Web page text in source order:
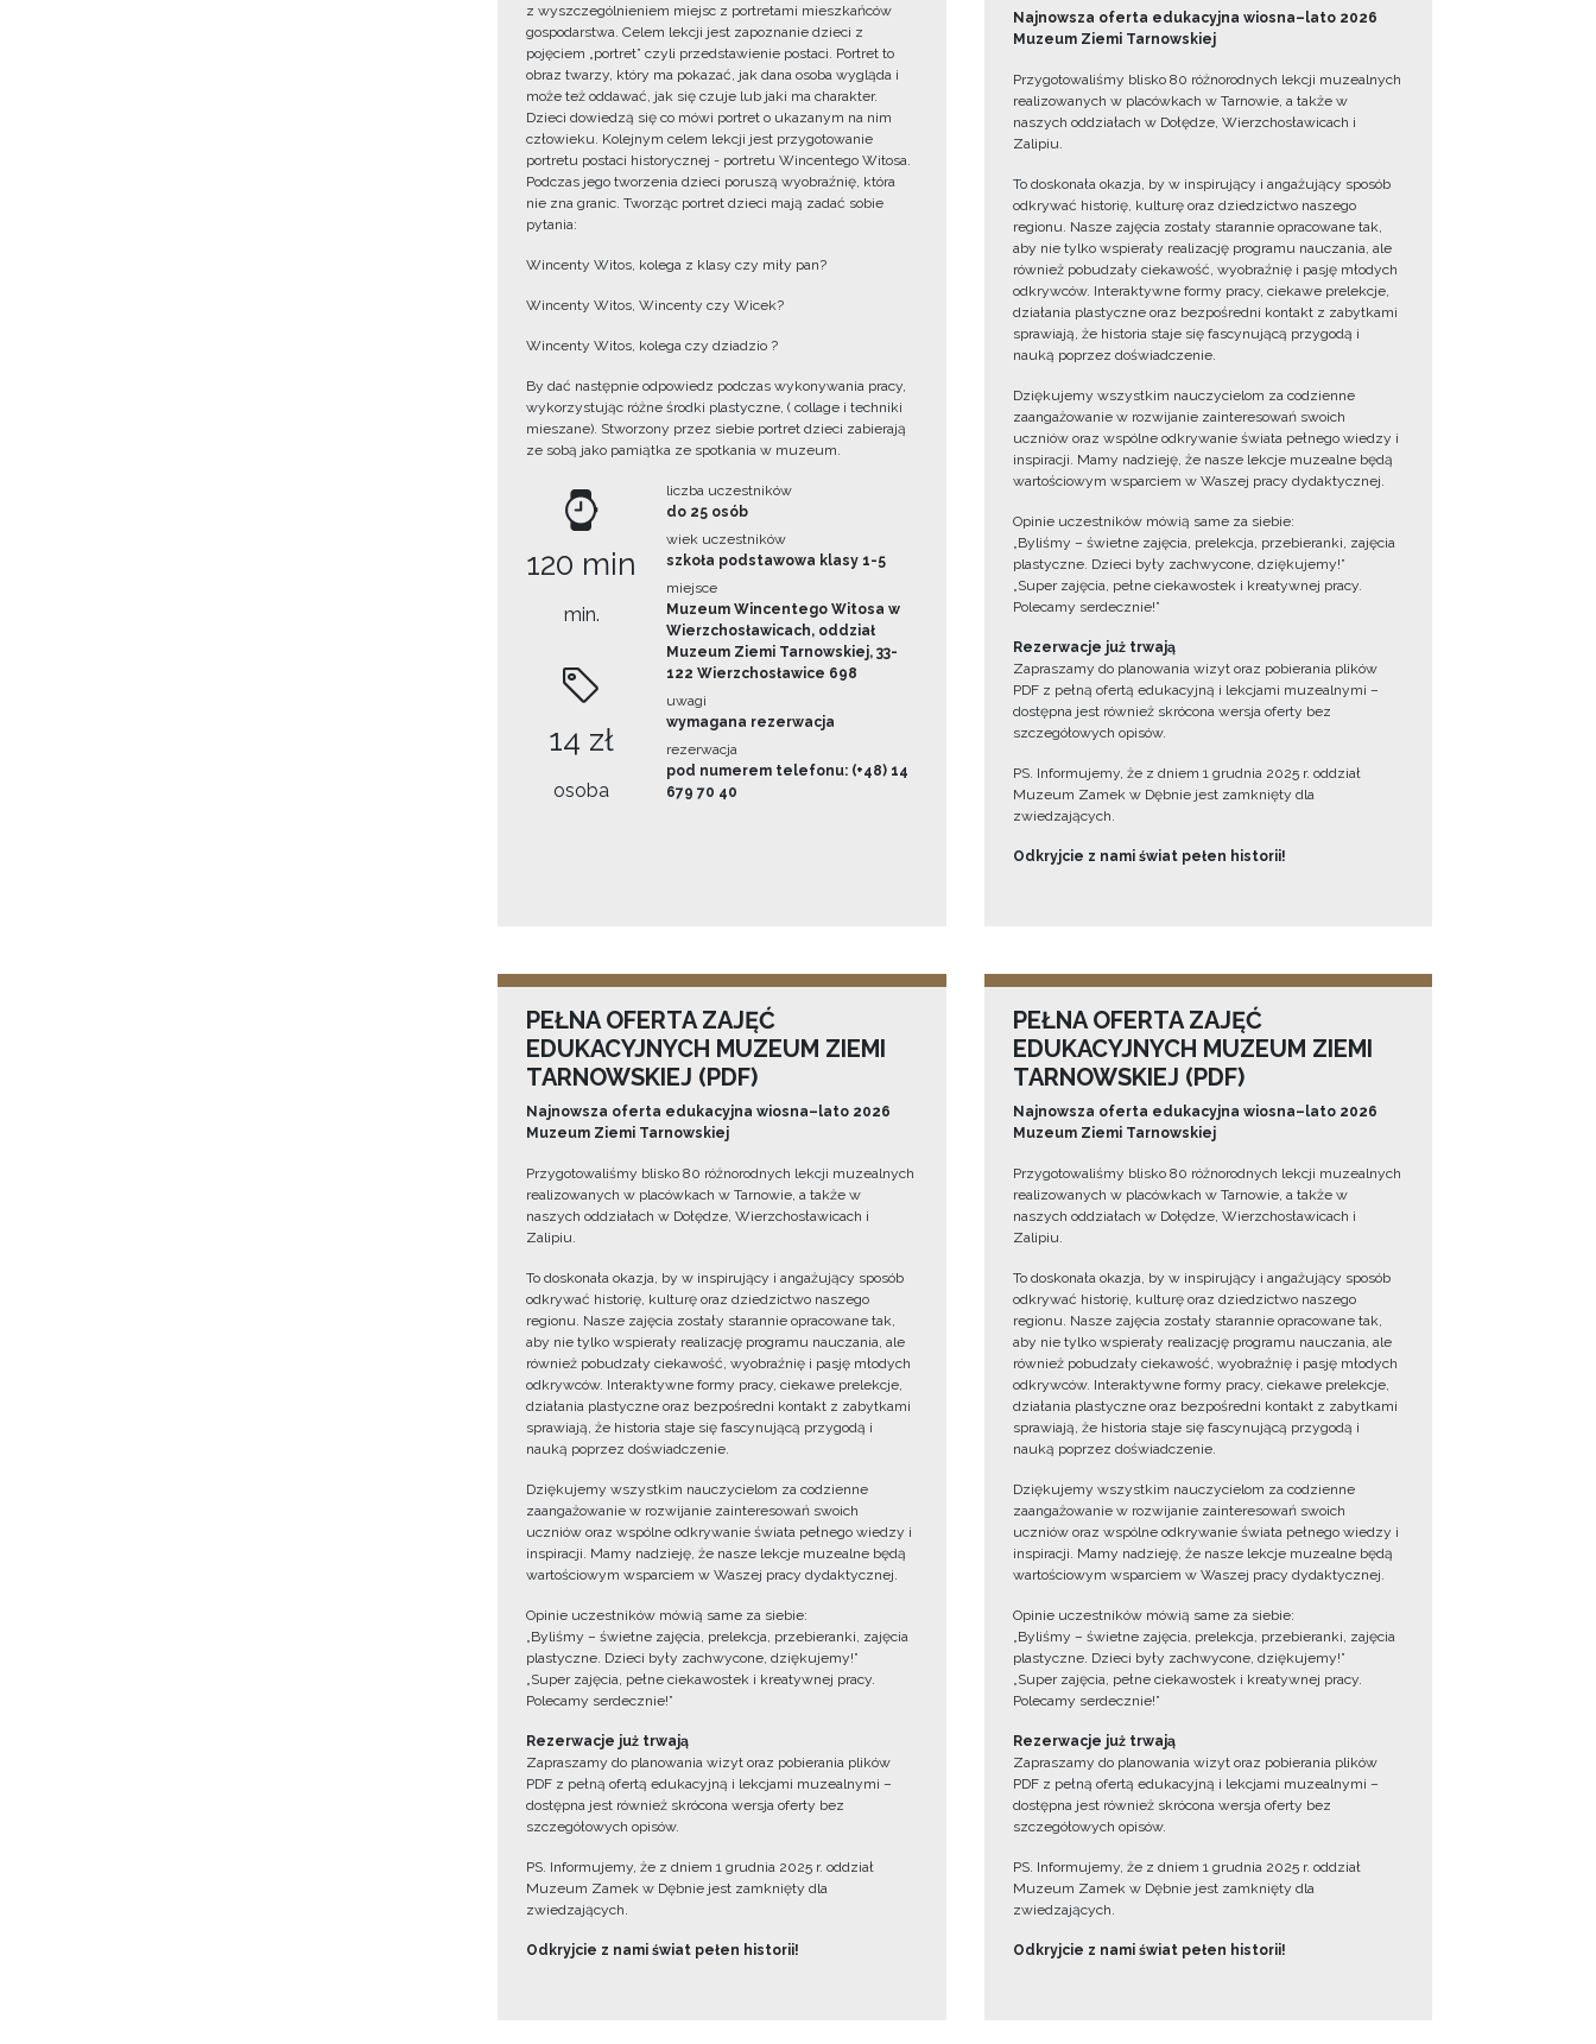
z wyszczególnieniem miejsc z portretami mieszkańców
gospodarstwa. Celem lekcji jest zapoznanie dzieci z
pojęciem „portret” czyli przedstawienie postaci. Portret to
obraz twarzy, który ma pokazać, jak dana osoba wygląda i
może też oddawać, jak się czuje lub jaki ma charakter.
Dzieci dowiedzą się co mówi portret o ukazanym na nim
człowieku. Kolejnym celem lekcji jest przygotowanie
portretu postaci historycznej - portretu Wincentego Witosa.
Podczas jego tworzenia dzieci poruszą wyobraźnię, która
nie zna granic. Tworząc portret dzieci mają zadać sobie
pytania:
Wincenty Witos, kolega z klasy czy miły pan?
Wincenty Witos, Wincenty czy Wicek?
Wincenty Witos, kolega czy dziadzio ?
By dać następnie odpowiedz podczas wykonywania pracy,
wykorzystując różne środki plastyczne, ( collage i techniki
mieszane). Stworzony przez siebie portret dzieci zabierają
ze sobą jako pamiątka ze spotkania w muzeum.
120 min
min.
14 zł
osoba
liczba uczestników
do 25 osób
wiek uczestników
szkoła podstawowa klasy 1-5
miejsce
Muzeum Wincentego Witosa w
Wierzchosławicach, oddział
Muzeum Ziemi Tarnowskiej, 33-
122 Wierzchosławice 698
uwagi
wymagana rezerwacja
rezerwacja
pod numerem telefonu: (+48) 14
679 70 40
Najnowsza oferta edukacyjna wiosna–lato 2026
Muzeum Ziemi Tarnowskiej
Przygotowaliśmy blisko 80 różnorodnych lekcji muzealnych
realizowanych w placówkach w Tarnowie, a także w
naszych oddziałach w Dołędze, Wierzchosławicach i
Zalipiu.
To doskonała okazja, by w inspirujący i angażujący sposób
odkrywać historię, kulturę oraz dziedzictwo naszego
regionu. Nasze zajęcia zostały starannie opracowane tak,
aby nie tylko wspierały realizację programu nauczania, ale
również pobudzały ciekawość, wyobraźnię i pasję młodych
odkrywców. Interaktywne formy pracy, ciekawe prelekcje,
działania plastyczne oraz bezpośredni kontakt z zabytkami
sprawiają, że historia staje się fascynującą przygodą i
nauką poprzez doświadczenie.
Dziękujemy wszystkim nauczycielom za codzienne
zaangażowanie w rozwijanie zainteresowań swoich
uczniów oraz wspólne odkrywanie świata pełnego wiedzy i
inspiracji. Mamy nadzieję, że nasze lekcje muzealne będą
wartościowym wsparciem w Waszej pracy dydaktycznej.
Opinie uczestników mówią same za siebie:
„Byliśmy – świetne zajęcia, prelekcja, przebieranki, zajęcia
plastyczne. Dzieci były zachwycone, dziękujemy!”
„Super zajęcia, pełne ciekawostek i kreatywnej pracy.
Polecamy serdecznie!”
Rezerwacje już trwają
Zapraszamy do planowania wizyt oraz pobierania plików
PDF z pełną ofertą edukacyjną i lekcjami muzealnymi –
dostępna jest również skrócona wersja oferty bez
szczegółowych opisów.
PS. Informujemy, że z dniem 1 grudnia 2025 r. oddział
Muzeum Zamek w Dębnie jest zamknięty dla
zwiedzających.
Odkryjcie z nami świat pełen historii!
PEŁNA OFERTA ZAJĘĆ
EDUKACYJNYCH MUZEUM ZIEMI
TARNOWSKIEJ (PDF)
Najnowsza oferta edukacyjna wiosna–lato 2026
Muzeum Ziemi Tarnowskiej
Przygotowaliśmy blisko 80 różnorodnych lekcji muzealnych
realizowanych w placówkach w Tarnowie, a także w
naszych oddziałach w Dołędze, Wierzchosławicach i
Zalipiu.
To doskonała okazja, by w inspirujący i angażujący sposób
odkrywać historię, kulturę oraz dziedzictwo naszego
regionu. Nasze zajęcia zostały starannie opracowane tak,
aby nie tylko wspierały realizację programu nauczania, ale
również pobudzały ciekawość, wyobraźnię i pasję młodych
odkrywców. Interaktywne formy pracy, ciekawe prelekcje,
działania plastyczne oraz bezpośredni kontakt z zabytkami
sprawiają, że historia staje się fascynującą przygodą i
nauką poprzez doświadczenie.
Dziękujemy wszystkim nauczycielom za codzienne
zaangażowanie w rozwijanie zainteresowań swoich
uczniów oraz wspólne odkrywanie świata pełnego wiedzy i
inspiracji. Mamy nadzieję, że nasze lekcje muzealne będą
wartościowym wsparciem w Waszej pracy dydaktycznej.
Opinie uczestników mówią same za siebie:
„Byliśmy – świetne zajęcia, prelekcja, przebieranki, zajęcia
plastyczne. Dzieci były zachwycone, dziękujemy!”
„Super zajęcia, pełne ciekawostek i kreatywnej pracy.
Polecamy serdecznie!”
Rezerwacje już trwają
Zapraszamy do planowania wizyt oraz pobierania plików
PDF z pełną ofertą edukacyjną i lekcjami muzealnymi –
dostępna jest również skrócona wersja oferty bez
szczegółowych opisów.
PS. Informujemy, że z dniem 1 grudnia 2025 r. oddział
Muzeum Zamek w Dębnie jest zamknięty dla
zwiedzających.
Odkryjcie z nami świat pełen historii!
PEŁNA OFERTA ZAJĘĆ
EDUKACYJNYCH MUZEUM ZIEMI
TARNOWSKIEJ (PDF)
Najnowsza oferta edukacyjna wiosna–lato 2026
Muzeum Ziemi Tarnowskiej
Przygotowaliśmy blisko 80 różnorodnych lekcji muzealnych
realizowanych w placówkach w Tarnowie, a także w
naszych oddziałach w Dołędze, Wierzchosławicach i
Zalipiu.
To doskonała okazja, by w inspirujący i angażujący sposób
odkrywać historię, kulturę oraz dziedzictwo naszego
regionu. Nasze zajęcia zostały starannie opracowane tak,
aby nie tylko wspierały realizację programu nauczania, ale
również pobudzały ciekawość, wyobraźnię i pasję młodych
odkrywców. Interaktywne formy pracy, ciekawe prelekcje,
działania plastyczne oraz bezpośredni kontakt z zabytkami
sprawiają, że historia staje się fascynującą przygodą i
nauką poprzez doświadczenie.
Dziękujemy wszystkim nauczycielom za codzienne
zaangażowanie w rozwijanie zainteresowań swoich
uczniów oraz wspólne odkrywanie świata pełnego wiedzy i
inspiracji. Mamy nadzieję, że nasze lekcje muzealne będą
wartościowym wsparciem w Waszej pracy dydaktycznej.
Opinie uczestników mówią same za siebie:
„Byliśmy – świetne zajęcia, prelekcja, przebieranki, zajęcia
plastyczne. Dzieci były zachwycone, dziękujemy!”
„Super zajęcia, pełne ciekawostek i kreatywnej pracy.
Polecamy serdecznie!”
Rezerwacje już trwają
Zapraszamy do planowania wizyt oraz pobierania plików
PDF z pełną ofertą edukacyjną i lekcjami muzealnymi –
dostępna jest również skrócona wersja oferty bez
szczegółowych opisów.
PS. Informujemy, że z dniem 1 grudnia 2025 r. oddział
Muzeum Zamek w Dębnie jest zamknięty dla
zwiedzających.
Odkryjcie z nami świat pełen historii!